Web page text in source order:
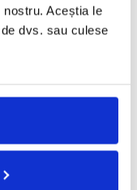
Aceștia le
dvs. sau culese